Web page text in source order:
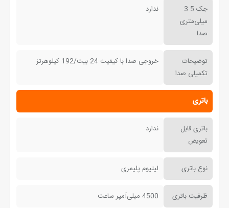
جک 3.5
میلی‌متری
صدا
ندارد
توضیحات
تکمیلی صدا
خروجی صدا با کیفیت 24 بیت/192 کیلوهرتز
باتری
باتری قابل
تعویض
ندارد
نوع باتری لیتیوم پلیمری
ظرفیت باتری 4500 میلی‌آمپر ساعت